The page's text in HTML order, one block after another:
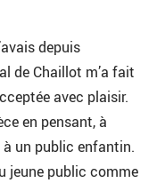
depuis
de Chaillot m’a fait
avec plaisir.
en pensant, à
à un public enfantin.
jeune public comme